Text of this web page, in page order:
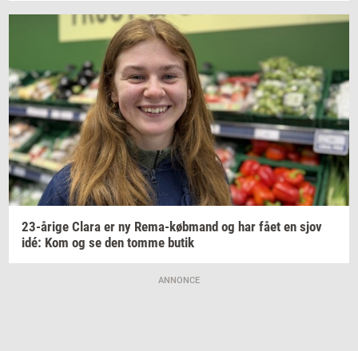
23-​årige Clara er ny Rema-​købmand og har fået en sjov
idé: Kom og se den tomme butik
ANNONCE